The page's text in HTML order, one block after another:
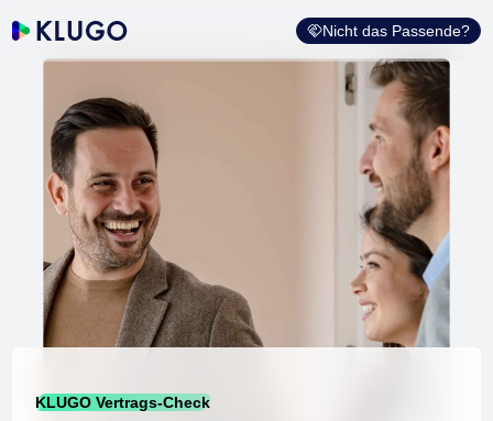
Nicht das Passende?
KLUGO Vertrags-Check